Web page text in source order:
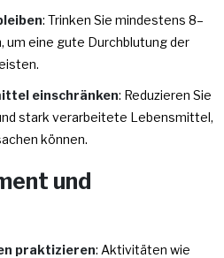
: Trinken Sie mindestens 8–
um eine gute Durchblutung der
einschränken: Reduzieren Sie
stark verarbeitete Lebensmittel,
können.
und
praktizieren: Aktivitäten wie